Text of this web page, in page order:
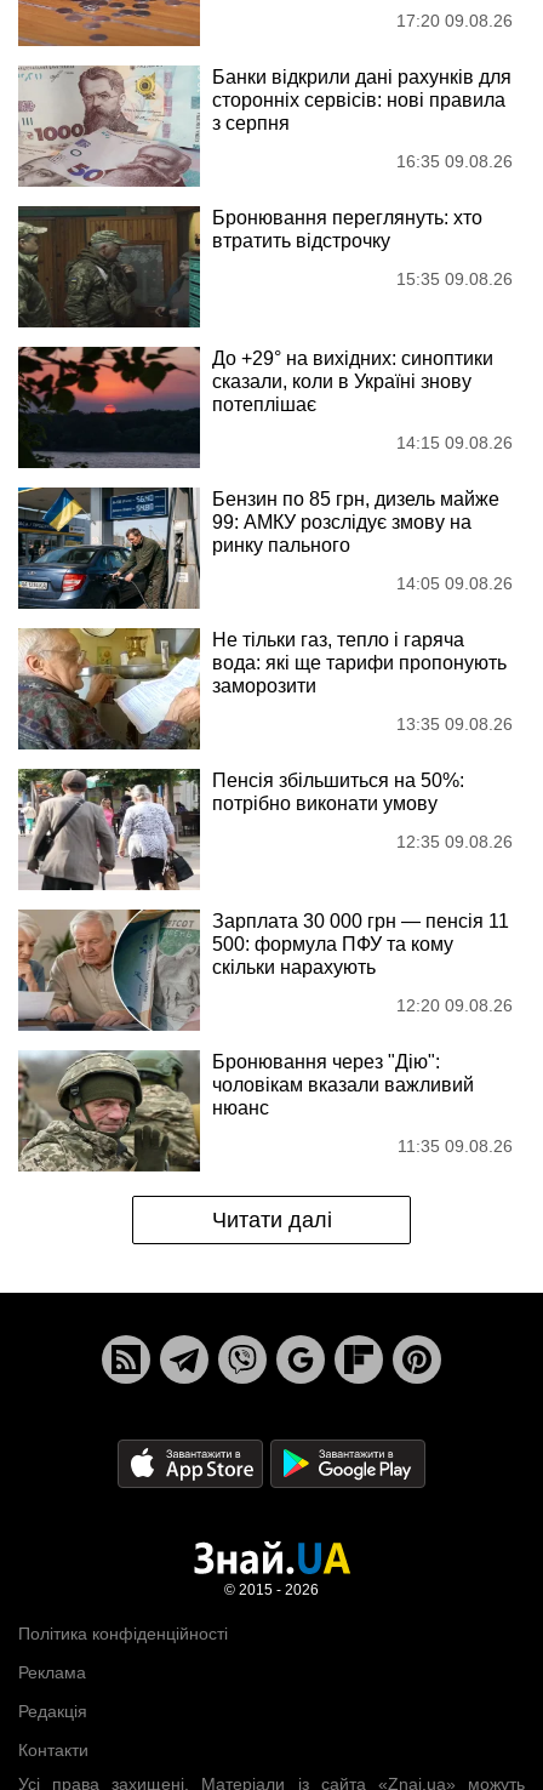
17:20 09.08.26
Банки відкрили дані рахунків для
сторонніх сервісів: нові правила
з серпня
16:35 09.08.26
Бронювання переглянуть: хто
втратить відстрочку
15:35 09.08.26
До +29° на вихідних: синоптики
сказали, коли в Україні знову
потеплішає
14:15 09.08.26
Бензин по 85 грн, дизель майже
99: АМКУ розслідує змову на
ринку пального
14:05 09.08.26
Не тільки газ, тепло і гаряча
вода: які ще тарифи пропонують
заморозити
13:35 09.08.26
Пенсія збільшиться на 50%:
потрібно виконати умову
12:35 09.08.26
Зарплата 30 000 грн — пенсія 11
500: формула ПФУ та кому
скільки нарахують
12:20 09.08.26
Бронювання через "Дію":
чоловікам вказали важливий
нюанс
11:35 09.08.26
Читати далі
Усі права захищені. Матеріали із сайта «Znaj.ua» можуть
Політика конфіденційності
Реклама
Редакція
Контакти
© 2015 - 2026